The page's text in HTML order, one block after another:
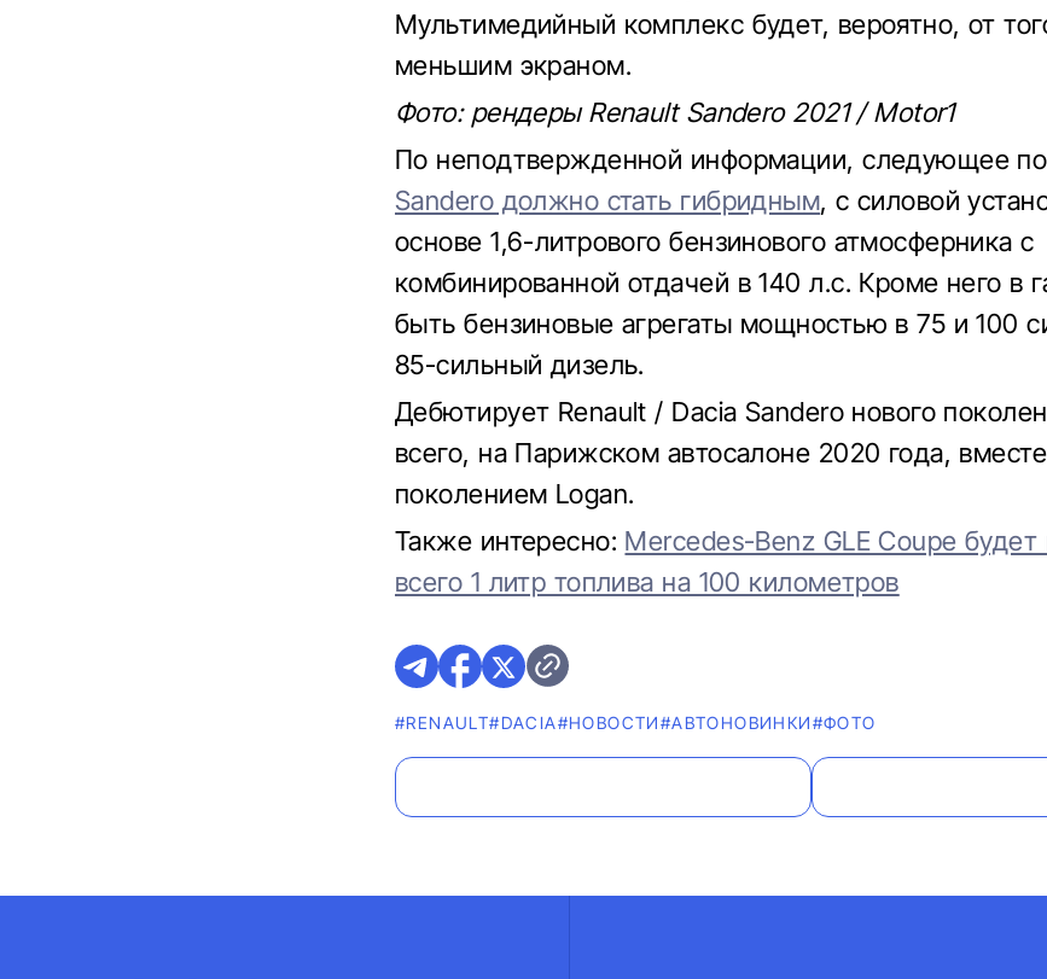
Мультимедийный комплекс будет, вероятно, от
меньшим экраном.
Фото: рендеры Renault Sandero 2021 / Motor1
По неподтвержденной информации, следующее
Sandero должно стать гибридным, с силовой
основе 1,6-литрового бензинового атмосферника с
комбинированной отдачей в 140 л.с. Кроме него в
быть бензиновые агрегаты мощностью в 75 и 100
85-сильный дизель.
Дебютирует Renault / Dacia Sandero нового
всего, на Парижском автосалоне 2020 года,
поколением Logan.
Также интересно: Mercedes-Benz GLE Coupe будет
всего 1 литр топлива на 100 километров​​​​​​​
#RENAULT#DACIA#НОВОСТИ#AВТОНОВИНКИ#ФОТО